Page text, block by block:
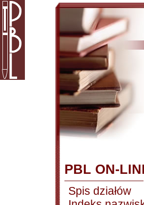
PBL ON-
Spis działów